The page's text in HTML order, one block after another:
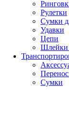
Рулетки
Сумки
Удавки
Цепи
Шлейки
Сумки